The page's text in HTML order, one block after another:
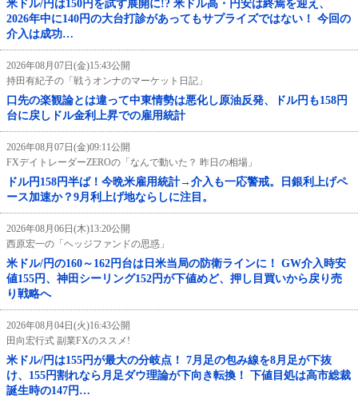
米ドル/円は150円を試す展開に!? 米ドル高・円安は終焉を迎え、
2026年中に140円の大台打診があってもサプライズではない！ 今回の
介入は成功…
2026年08月07日(金)15:43公開
持田有紀子の「戦うオンナのマーケット日記」
口先の楽観論とは違って中東情勢は悪化し原油反発、ドル円も158円
台に戻しドル金利上昇での雇用統計
2026年08月07日(金)09:11公開
FXデイトレーダーZEROの「なんで動いた？ 昨日の相場」
ドル円158円半ば！今晩米雇用統計→介入も一応警戒。日銀利上げペ
ース加速か？9月利上げ地ならしに注目。
2026年08月06日(木)13:20公開
西原宏一の「ヘッジファンドの思惑」
米ドル/円の160～162円台は日米当局の防衛ラインに！ GW介入時安
値155円、神田シーリング152円が下値めど、押し目買いから戻り売
り戦略へ
2026年08月04日(火)16:43公開
田向宏行式 副業FXのススメ!
米ドル/円は155円が最大の分岐点！ 7月足の包み線を8月足が下抜
け、155円割れなら月足ダウ理論が下向き転換！ 下値目処は高市総裁
誕生時の147円…